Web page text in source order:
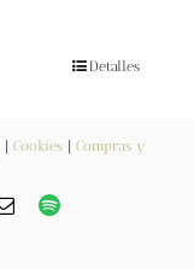
Detalles
Cookies| Compras y